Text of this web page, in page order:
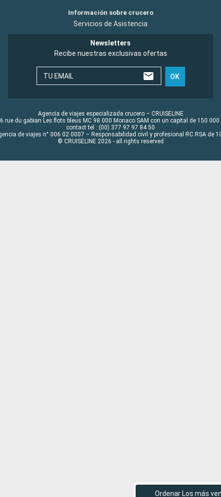
Ordenar Los más
Información sobre crucero
Servicios de Asistencia
Newsletters
Recibe nuestras exclusivas ofertas
TU EMAIL OK
Agencia de viajes especializada crucero – CRUISELINE
rue du gabian Les flots bleus MC 98 000 Monaco SAM con un capital de 150 000
contact tel : (00) 377 97 97 84 50
de viajes n° 006 02 0007 – Responsabilidad civil y profesional RC RSA de
© CRUISELINE 2026 - all rights reserved